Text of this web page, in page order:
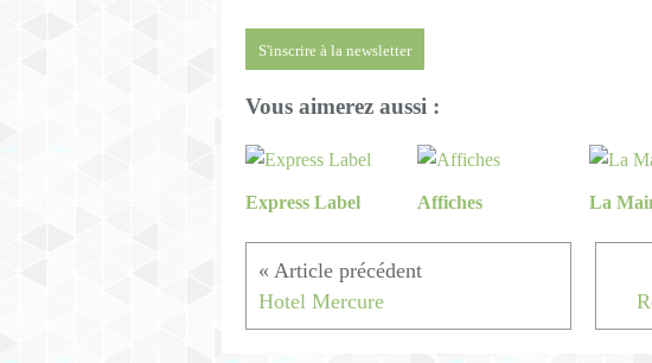
S'inscrire à la newsletter
Vous aimerez aussi :
Express Label Affiches La
Hotel Mercure